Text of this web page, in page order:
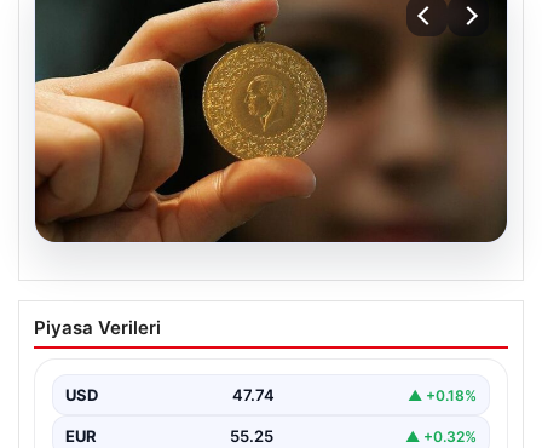
06.08.2026
22 Mayıs 2026 Güncel Altın Fiyatları ve
Analizi
hareketlilik yatırımcıların ve ilgili piyasa uzmanlarının
en…
Piyasa Verileri
USD 47.74 ▲ +0.18%
EUR 55.25 ▲ +0.32%